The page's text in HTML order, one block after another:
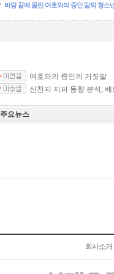
벼랑 끝에 몰린 여호와의 증인 탈퇴 청소
여호와의 증인의 거짓말
신천지 지파 동향 분석,
주요뉴스
회사소개